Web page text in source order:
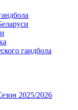
гандбола
2025/2026